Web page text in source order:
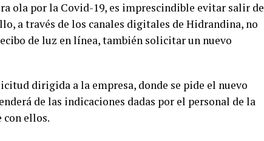
ola por la Covid-19, es imprescindible evitar salir de
a través de los canales digitales de Hidrandina, no
de luz en línea, también solicitar un nuevo
dirigida a la empresa, donde se pide el nuevo
de las indicaciones dadas por el personal de la
con ellos.